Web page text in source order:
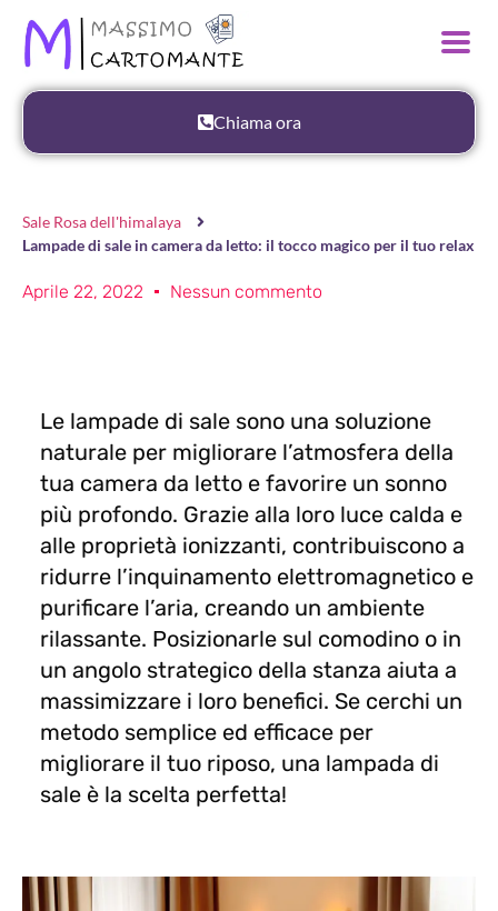
Chiama ora
Sale Rosa dell'himalaya
Lampade di sale in camera da letto: il tocco magico per il tuo relax
Aprile 22, 2022 Nessun commento
Le lampade di sale sono una soluzione
naturale per migliorare l’atmosfera della
tua camera da letto e favorire un sonno
più profondo. Grazie alla loro luce calda e
alle proprietà ionizzanti, contribuiscono a
ridurre l’inquinamento elettromagnetico e
purificare l’aria, creando un ambiente
rilassante. Posizionarle sul comodino o in
un angolo strategico della stanza aiuta a
massimizzare i loro benefici. Se cerchi un
metodo semplice ed efficace per
migliorare il tuo riposo, una lampada di
sale è la scelta perfetta!